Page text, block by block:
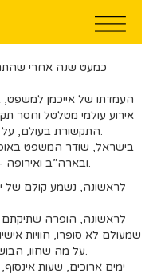
העמדתו של אייכמן למשפט,
אירוע עולמי מטלטל וחסר
התקשורת בעולם, על ידי עיתונאים ושדרים שהגיעו מקצוות תבל.
בישראל, שודר המשפט באופן
ובארה”ב ואירופה – שודרו העדויות בליווי פרשנויות בטלוויזיה.
לראשונה, הופרה
שמעולם לא סופרו, חוויות
על מה שחוו, הבושה ורגשי אשם על העובדה שנותרו בחיים.